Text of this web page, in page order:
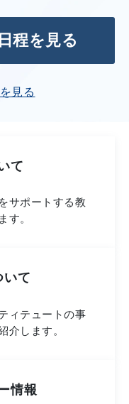
程を見る
見る
て
サポートする教
す。
いて
ィテュートの事
介します。
情報